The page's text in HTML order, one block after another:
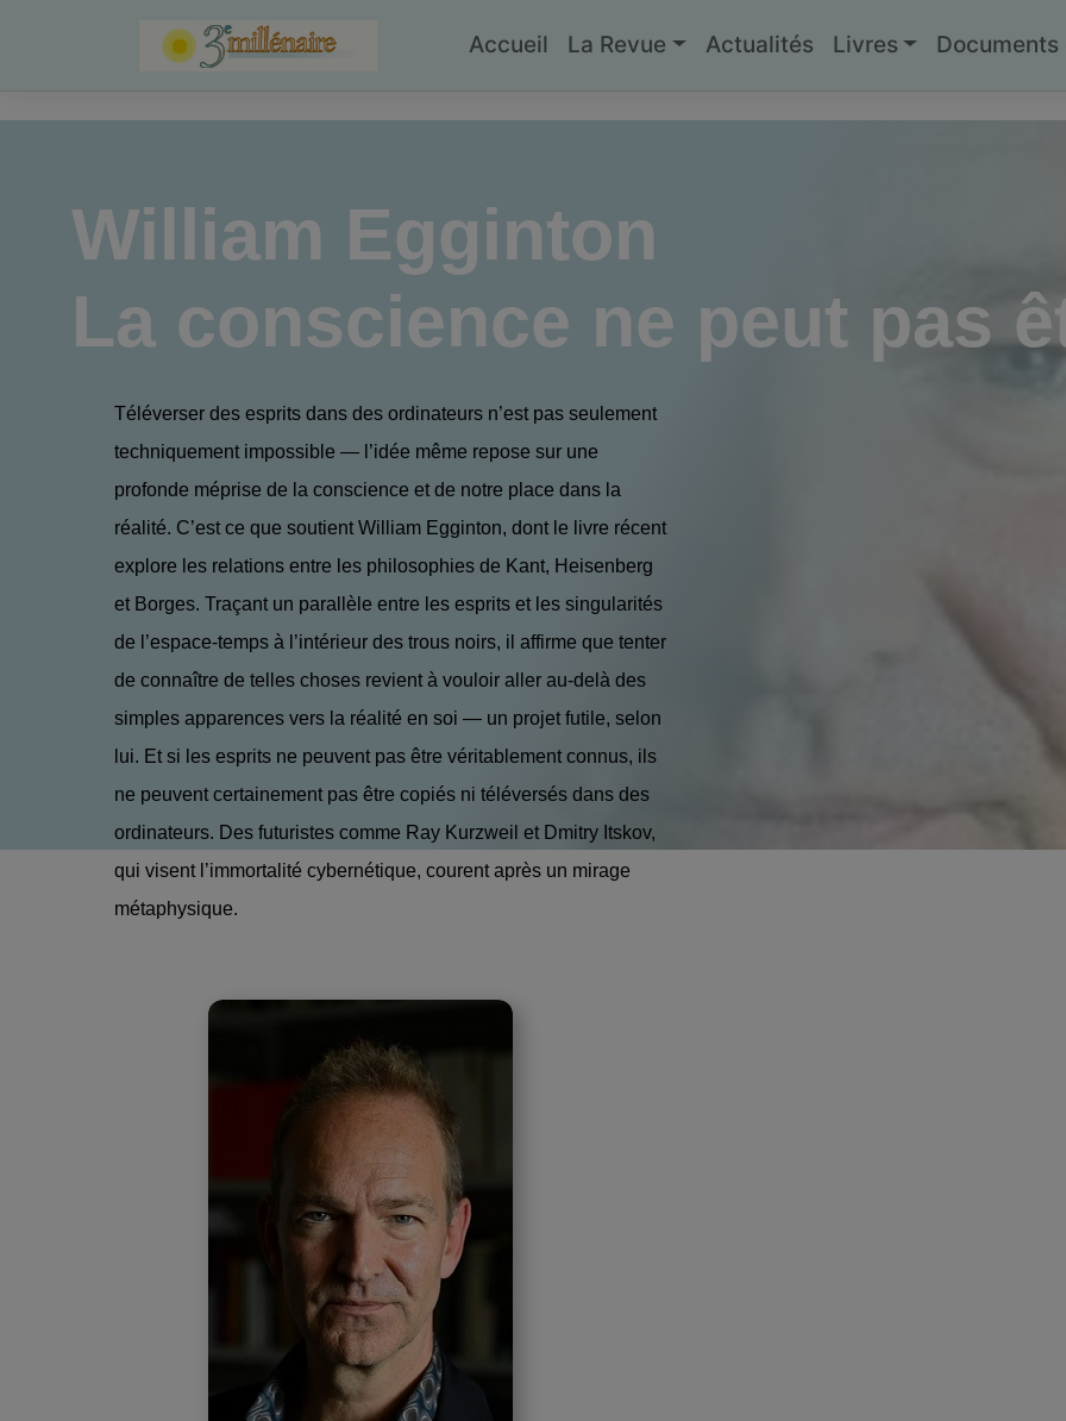
Accueil La Revue Actualités Livres
William Egginton
La conscience ne peut pas
Téléverser des esprits dans des ordinateurs n’est pas seulement
techniquement impossible — l’idée même repose sur une
profonde méprise de la conscience et de notre place dans la
réalité. C’est ce que soutient William Egginton, dont le livre récent
explore les relations entre les philosophies de Kant, Heisenberg
et Borges. Traçant un parallèle entre les esprits et les singularités
de l’espace-temps à l’intérieur des trous noirs, il affirme que tenter
de connaître de telles choses revient à vouloir aller au-delà des
simples apparences vers la réalité en soi — un projet futile, selon
lui. Et si les esprits ne peuvent pas être véritablement connus, ils
ne peuvent certainement pas être copiés ni téléversés dans des
ordinateurs. Des futuristes comme Ray Kurzweil et Dmitry Itskov,
qui visent l’immortalité cybernétique, courent après un mirage
métaphysique.